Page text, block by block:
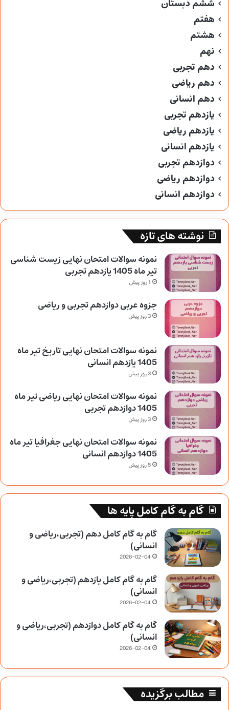
ششم دبستان
هفتم
هشتم
نهم
دهم تجربی
دهم ریاضی
دهم انسانی
یازدهم تجربی
یازدهم ریاضی
یازدهم انسانی
دوازدهم تجربی
دوازدهم ریاضی
دوازدهم انسانی
نوشته های تازه
نمونه سوالات امتحان نهایی زیست شناسی
تیر ماه 1405 یازدهم تجربی
1 روز پیش
جزوه عربی دوازدهم تجربی و ریاضی
3 روز پیش
نمونه سوالات امتحان نهایی تاریخ تیر ماه
1405 یازدهم انسانی
3 روز پیش
نمونه سوالات امتحان نهایی ریاضی تیر ماه
1405 دوازدهم تجربی
3 روز پیش
نمونه سوالات امتحان نهایی جغرافیا تیر ماه
1405 دوازدهم انسانی
5 روز پیش
گام به گام کامل پایه ها
گام به گام کامل دهم (تجربی،ریاضی و
انسانی)
2026-02-04
گام به گام کامل یازدهم (تجربی،ریاضی و
انسانی)
2026-02-04
گام به گام کامل دوازدهم (تجربی،ریاضی و
انسانی)
2026-02-04
مطالب برگزیده